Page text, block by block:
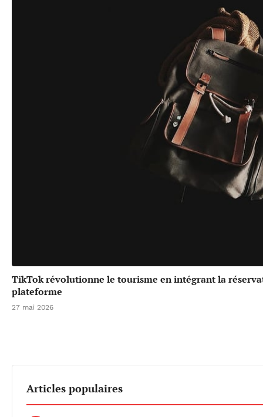
TikTok révolutionne le tourisme en intégrant la
plateforme
27 mai 2026
Articles populaires